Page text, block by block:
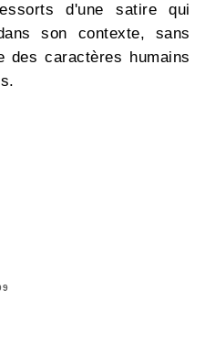
d'une satire qui
son contexte, sans
des caractères humains